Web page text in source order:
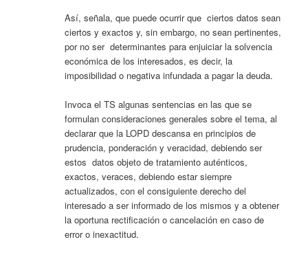
Así, señala, que puede ocurrir que ciertos datos sean
ciertos y exactos y, sin embargo, no sean pertinentes,
por no ser determinantes para enjuiciar la solvencia
económica de los interesados, es decir, la
imposibilidad o negativa infundada a pagar la deuda.
Invoca el TS algunas sentencias en las que se
formulan consideraciones generales sobre el tema, al
declarar que la LOPD descansa en principios de
prudencia, ponderación y veracidad, debiendo ser
estos datos objeto de tratamiento auténticos,
exactos, veraces, debiendo estar siempre
actualizados, con el consiguiente derecho del
interesado a ser informado de los mismos y a obtener
la oportuna rectificación o cancelación en caso de
error o inexactitud.